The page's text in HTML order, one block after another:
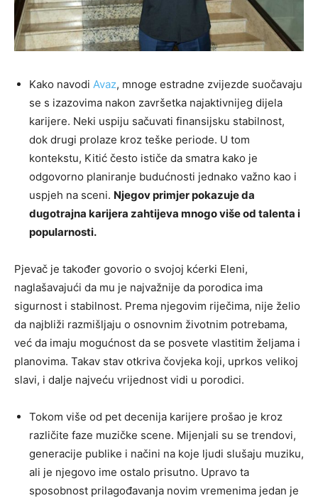
Kako navodi Avaz, mnoge estradne zvijezde suočavaju
se s izazovima nakon završetka najaktivnijeg dijela
karijere. Neki uspiju sačuvati finansijsku stabilnost,
dok drugi prolaze kroz teške periode. U tom
kontekstu, Kitić često ističe da smatra kako je
odgovorno planiranje budućnosti jednako važno kao i
uspjeh na sceni. Njegov primjer pokazuje da
dugotrajna karijera zahtijeva mnogo više od talenta i
popularnosti.
Pjevač je također govorio o svojoj kćerki Eleni,
naglašavajući da mu je najvažnije da porodica ima
sigurnost i stabilnost. Prema njegovim riječima, nije želio
da najbliži razmišljaju o osnovnim životnim potrebama,
već da imaju mogućnost da se posvete vlastitim željama i
planovima. Takav stav otkriva čovjeka koji, uprkos velikoj
slavi, i dalje najveću vrijednost vidi u porodici.
Tokom više od pet decenija karijere prošao je kroz
različite faze muzičke scene. Mijenjali su se trendovi,
generacije publike i načini na koje ljudi slušaju muziku,
ali je njegovo ime ostalo prisutno. Upravo ta
sposobnost prilagođavanja novim vremenima jedan je